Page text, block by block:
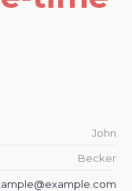
John
Becker